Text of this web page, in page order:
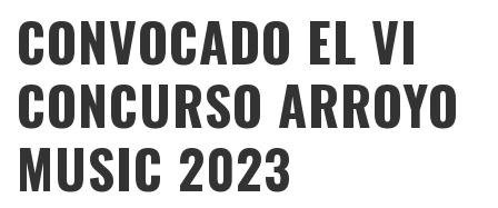
CONVOCADO EL VI
CONCURSO ARROYO
MUSIC 2023